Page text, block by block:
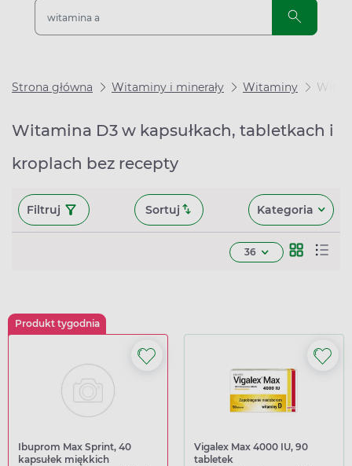
Strona główna Witaminy i minerały Witaminy
Witamina D3 w kapsułkach, tabletkach i
kroplach bez recepty
Filtruj Sortuj Kategoria
36
Produkt tygodnia
Ibuprom Max Sprint, 40
kapsułek miękkich
Vigalex Max 4000 IU, 90
tabletek